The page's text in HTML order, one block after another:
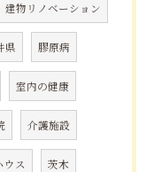
建物リノベーション
県 膠原病
室内の健康
介護施設
ウス 茨木